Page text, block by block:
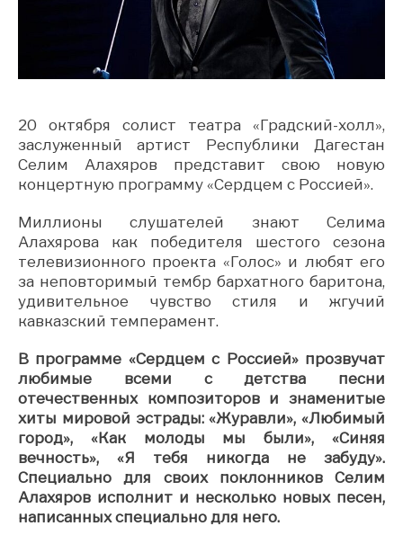
20 октября солист театра «Градский-холл»,
заслуженный артист Республики Дагестан
Селим Алахяров представит свою новую
концертную программу «Сердцем с Россией».
Миллионы слушателей знают Селима
Алахярова как победителя шестого сезона
телевизионного проекта «Голос» и любят его
за неповторимый тембр бархатного баритона,
удивительное чувство стиля и жгучий
кавказский темперамент.
В программе «Сердцем с Россией» прозвучат
любимые всеми с детства песни
отечественных композиторов и знаменитые
хиты мировой эстрады: «Журавли», «Любимый
город», «Как молоды мы были», «Синяя
вечность», «Я тебя никогда не забуду».
Специально для своих поклонников Селим
Алахяров исполнит и несколько новых песен,
написанных специально для него.